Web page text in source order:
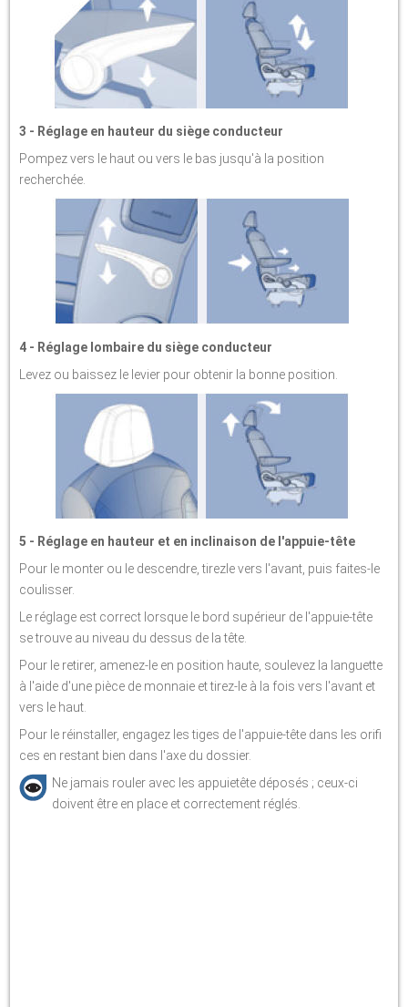
3 - Réglage en hauteur du siège conducteur
Pompez vers le haut ou vers le bas jusqu'à la position
recherchée.
4 - Réglage lombaire du siège conducteur
Levez ou baissez le levier pour obtenir la bonne position.
5 - Réglage en hauteur et en inclinaison de l'appuie-tête
Pour le monter ou le descendre, tirezle vers l'avant, puis faites-le
coulisser.
Le réglage est correct lorsque le bord supérieur de l'appuie-tête
se trouve au niveau du dessus de la tête.
Pour le retirer, amenez-le en position haute, soulevez la languette
à l'aide d'une pièce de monnaie et tirez-le à la fois vers l'avant et
vers le haut.
Pour le réinstaller, engagez les tiges de l'appuie-tête dans les orifi
ces en restant bien dans l'axe du dossier.
Ne jamais rouler avec les appuietête déposés ; ceux-ci
doivent être en place et correctement réglés.